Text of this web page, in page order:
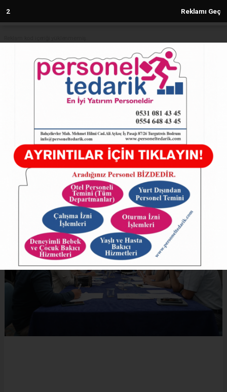
2 Reklamı Geç
Anasayfa
BTÜ’lü akademisyenler Yıldırım için
fikir geliştiriyor
15.09.2024 - 10:16, Güncelleme: 15.09.2024 - 10:16
5337+ kez okundu.
ABONE OL